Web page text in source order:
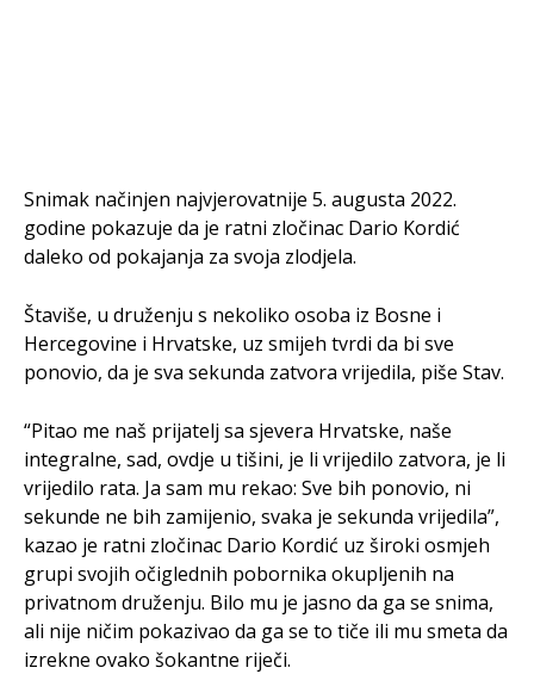
Snimak načinjen najvjerovatnije 5. augusta 2022.
godine pokazuje da je ratni zločinac Dario Kordić
daleko od pokajanja za svoja zlodjela.
Štaviše, u druženju s nekoliko osoba iz Bosne i
Hercegovine i Hrvatske, uz smijeh tvrdi da bi sve
ponovio, da je sva sekunda zatvora vrijedila, piše Stav.
“Pitao me naš prijatelj sa sjevera Hrvatske, naše
integralne, sad, ovdje u tišini, je li vrijedilo zatvora, je li
vrijedilo rata. Ja sam mu rekao: Sve bih ponovio, ni
sekunde ne bih zamijenio, svaka je sekunda vrijedila”,
kazao je ratni zločinac Dario Kordić uz široki osmjeh
grupi svojih očiglednih pobornika okupljenih na
privatnom druženju. Bilo mu je jasno da ga se snima,
ali nije ničim pokazivao da ga se to tiče ili mu smeta da
izrekne ovako šokantne riječi.